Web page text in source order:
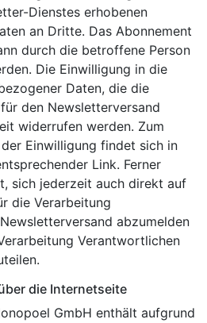
Dienstes erhobenen
an Dritte. Das Abonnement
durch die betroffene Person
Die Einwilligung in die
Daten, die die
den Newsletterversand
widerrufen werden. Zum
Einwilligung findet sich in
Link. Ferner
sich jederzeit auch direkt auf
die Verarbeitung
abzumelden
Verantwortlichen
die Internetseite
GmbH enthält aufgrund